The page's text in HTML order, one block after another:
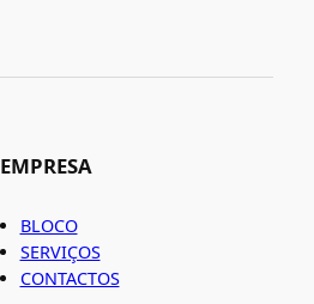
EMPRESA
BLOCO
SERVIÇOS
CONTACTOS